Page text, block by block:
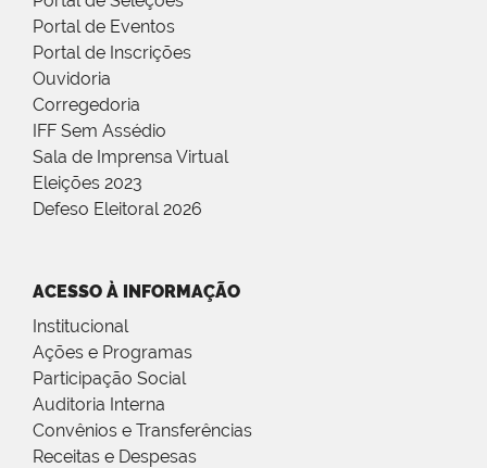
Portal de Eventos
Portal de Inscrições
Ouvidoria
Corregedoria
IFF Sem Assédio
Sala de Imprensa Virtual
Eleições 2023
Defeso Eleitoral 2026
ACESSO À INFORMAÇÃO
Institucional
Ações e Programas
Participação Social
Auditoria Interna
Convênios e Transferências
Receitas e Despesas